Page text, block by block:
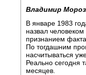
Владимир
В январе 1983
назвал
признанием
По тогдашним
насчитываться
Реально сегодня
месяцев.